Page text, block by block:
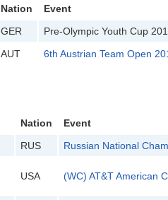
Nation
Event
GER
Pre-Olympic Youth Cup
AUT 6th Austrian Team Open
Nation
Event
RUS Russian National
USA (WC) AT&T American